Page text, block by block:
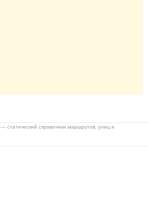
статический справочник маршрутов, улиц и